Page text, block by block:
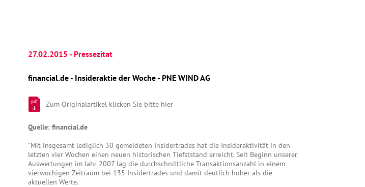
27.02.2015 - Pressezitat
financial.de - Insideraktie der Woche - PNE WIND AG
pdf Zum Originalartikel klicken Sie bitte hier
Quelle: financial.de
"Mit insgesamt lediglich 30 gemeldeten Insidertrades hat die Insideraktivität in den
letzten vier Wochen einen neuen historischen Tiefststand erreicht. Seit Beginn unserer
Auswertungen im Jahr 2007 lag die durchschnittliche Transaktionsanzahl in einem
vierwöchigen Zeitraum bei 135 Insidertrades und damit deutlich höher als die
aktuellen Werte.